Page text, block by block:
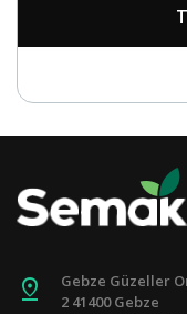
pin_drop
Gebze Güzeller
2 41400 Gebze